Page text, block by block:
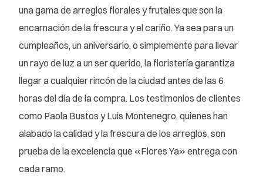
una gama de arreglos florales y frutales que son la
encarnación de la frescura y el cariño. Ya sea para un
cumpleaños, un aniversario, o simplemente para llevar
un rayo de luz a un ser querido, la floristería garantiza
llegar a cualquier rincón de la ciudad antes de las 6
horas del día de la compra. Los testimonios de clientes
como Paola Bustos y Luis Montenegro, quienes han
alabado la calidad y la frescura de los arreglos, son
prueba de la excelencia que «Flores Ya» entrega con
cada ramo.